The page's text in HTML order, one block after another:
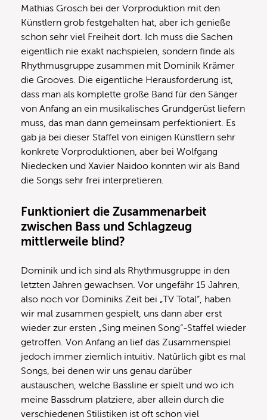
Mathias Grosch bei der Vorproduktion mit den
Künstlern grob festgehalten hat, aber ich genieße
schon sehr viel Freiheit dort. Ich muss die Sachen
eigentlich nie exakt nachspielen, sondern finde als
Rhythmusgruppe zusammen mit Dominik Krämer
die Grooves. Die eigentliche Herausforderung ist,
dass man als komplette große Band für den Sänger
von Anfang an ein musikalisches Grundgerüst liefern
muss, das man dann gemeinsam perfektioniert. Es
gab ja bei dieser Staffel von einigen Künstlern sehr
konkrete Vorproduktionen, aber bei Wolfgang
Niedecken und Xavier Naidoo konnten wir als Band
die Songs sehr frei interpretieren.
Funktioniert die Zusammenarbeit
zwischen Bass und Schlagzeug
mittlerweile blind?
Dominik und ich sind als Rhythmusgruppe in den
letzten Jahren gewachsen. Vor ungefähr 15 Jahren,
also noch vor Dominiks Zeit bei „TV Total“, haben
wir mal zusammen gespielt, uns dann aber erst
wieder zur ersten „Sing meinen Song“-Staffel wieder
getroffen. Von Anfang an lief das Zusammenspiel
jedoch immer ziemlich intuitiv. Natürlich gibt es mal
Songs, bei denen wir uns genau darüber
austauschen, welche Bassline er spielt und wo ich
meine Bassdrum platziere, aber allein durch die
verschiedenen Stilistiken ist oft schon viel